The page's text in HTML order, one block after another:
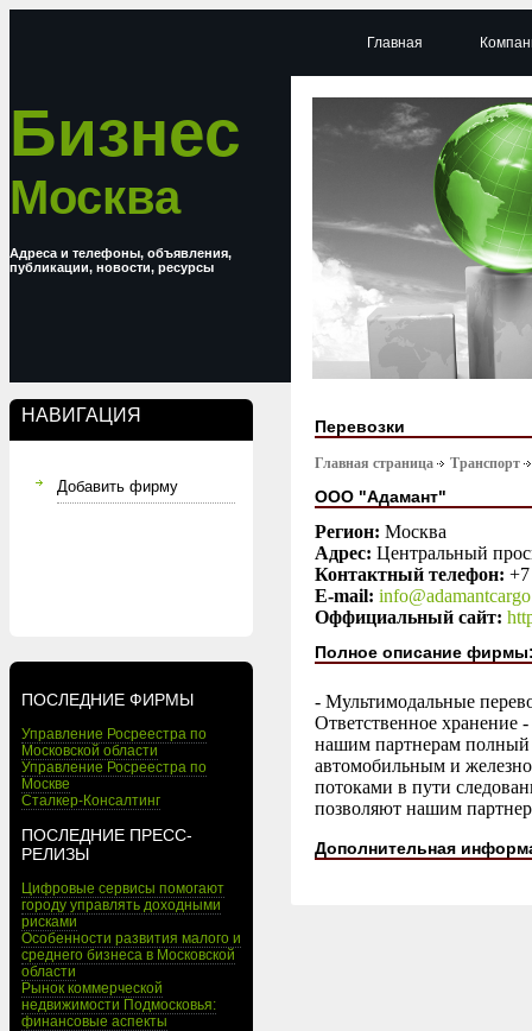
Бизнес
Москва
Адреса и телефоны, объявления,
публикации, новости, ресурсы
НАВИГАЦИЯ
Добавить фирму
ПОСЛЕДНИЕ ФИРМЫ
Управление Росреестра по
Московской области
Управление Росреестра по
Москве
Сталкер-Консалтинг
ПОСЛЕДНИЕ ПРЕСС-
РЕЛИЗЫ
Цифровые сервисы помогают
городу управлять доходными
рисками
Особенности развития малого и
среднего бизнеса в Московской
области
Рынок коммерческой
недвижимости Подмосковья:
финансовые аспекты
Главная
Перевозки
Главная страница Транспорт
OOO "Адамант"
Регион: Москва
Адрес: Центральный
Контактный телефон:
E-mail:
Оффициальный сайт:
Полное описание
- Mультимодальные
Ответственное хранение
нашим партнерам полный
автомобильным и
потоками в пути
позволяют нашим
Дополнительная